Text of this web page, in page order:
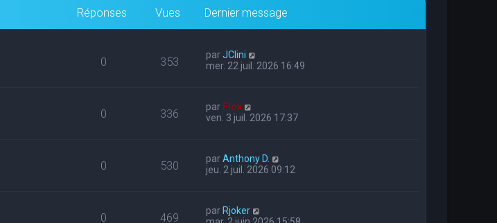
Réponses Vues Dernier message
0 353 parJClini
mer. 22 juil. 2026 16:49
0 336 par Flox
ven. 3 juil. 2026 17:37
0 530 parAnthony D.
jeu. 2 juil. 2026 09:12
0 469 par Rjoker